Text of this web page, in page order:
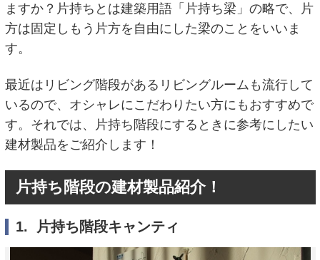
ますか？片持ちとは建築用語「片持ち梁」の略で、片
方は固定しもう片方を自由にした梁のことをいいま
す。
最近はリビング階段があるリビングルームも流行して
いるので、オシャレにこだわりたい方にもおすすめで
す。それでは、片持ち階段にするときに参考にしたい
建材製品をご紹介します！
片持ち階段の建材製品紹介！
1. 片持ち階段キャンティ